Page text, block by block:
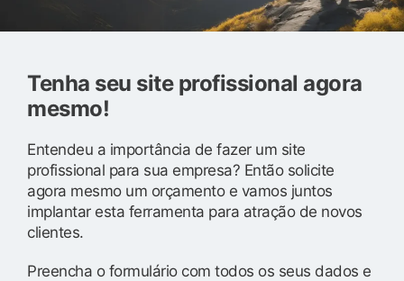
Tenha seu site profissional agora
mesmo!
Entendeu a importância de fazer um site
profissional para sua empresa? Então solicite
agora mesmo um orçamento e vamos juntos
implantar esta ferramenta para atração de novos
clientes.
Preencha o formulário com todos os seus dados e